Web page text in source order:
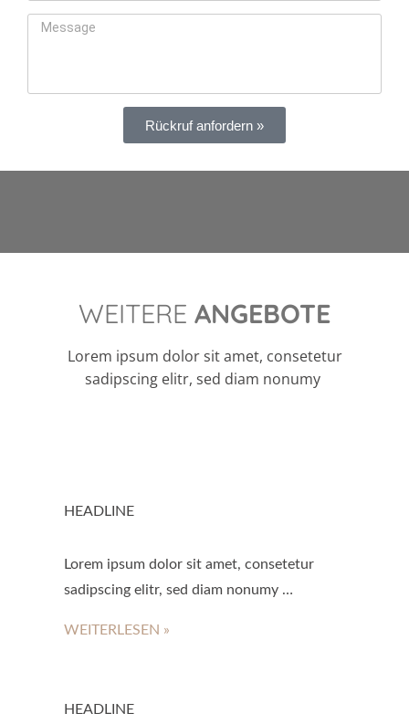
Rückruf anfordern »
WEITERE ANGEBOTE
Lorem ipsum dolor sit amet, consetetur
sadipscing elitr, sed diam nonumy
HEADLINE
Lorem ipsum dolor sit amet, consetetur
sadipscing elitr, sed diam nonumy …
WEITERLESEN »
HEADLINE